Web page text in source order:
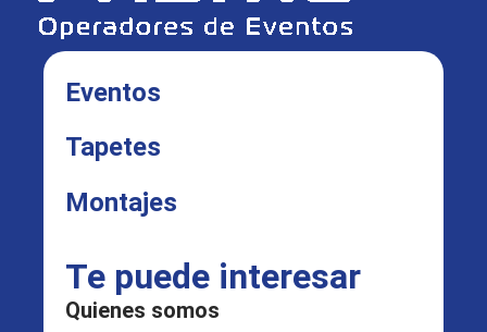
Eventos
Tapetes
Montajes
Te puede interesar
Quienes somos